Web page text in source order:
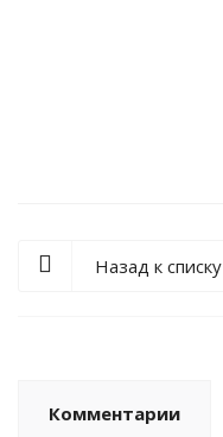
Назад к списку
Комментарии